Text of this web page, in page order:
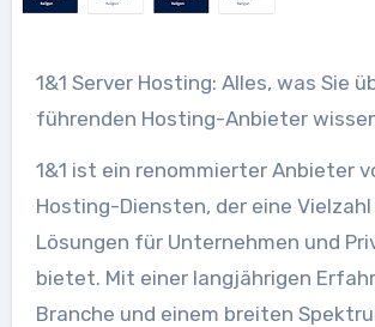
1&1 Server Hosting: Alles, was Sie
führenden Hosting-Anbieter
1&1 ist ein renommierter Anbieter
Hosting-Diensten, der eine Vielzahl
Lösungen für Unternehmen und
bietet. Mit einer langjährigen
Branche und einem breiten